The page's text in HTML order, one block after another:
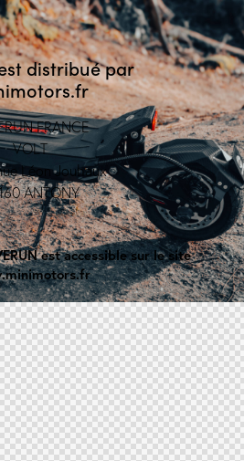
distribué par
FRANCE
VOLT
Léon Jouhaux
ANTONY
est accessible sur le site